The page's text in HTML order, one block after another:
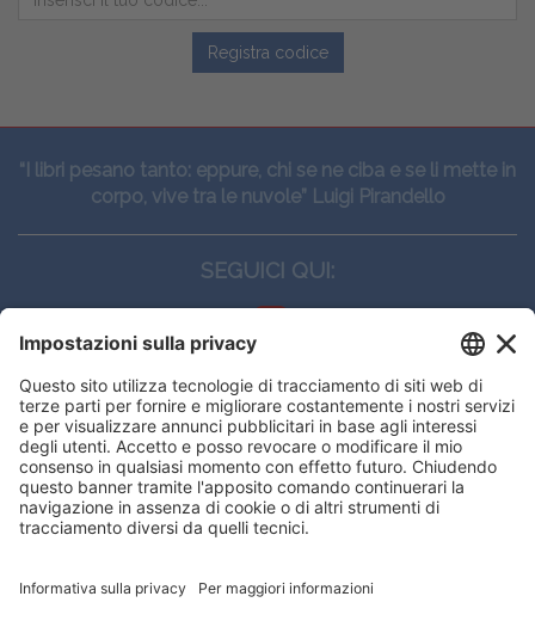
Registra codice
“I libri pesano tanto: eppure, chi se ne ciba e se li mette in
corpo, vive tra le nuvole” Luigi Pirandello
SEGUICI QUI:
CONTATTI
Edi.Ermes srl
Viale E. Forlanini, 21 - 20134, Milano
(+39)027021121
E-mail:eeinfo@eenet.it
ORARI
offrirti la migliore navigazione